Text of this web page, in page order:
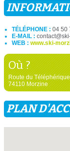
TÉLÉPHONE : 04 50
E-MAIL :
WEB : www.ski-
Où ?
Route du
74110 Morzine
PLAN